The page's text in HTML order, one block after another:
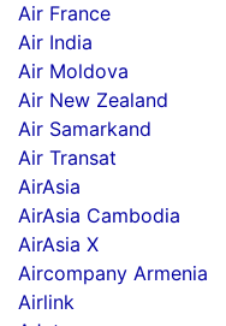
Air France
Air India
Air Moldova
Air New Zealand
Air Samarkand
Air Transat
AirAsia
AirAsia Cambodia
AirAsia X
Aircompany Armenia
Airlink